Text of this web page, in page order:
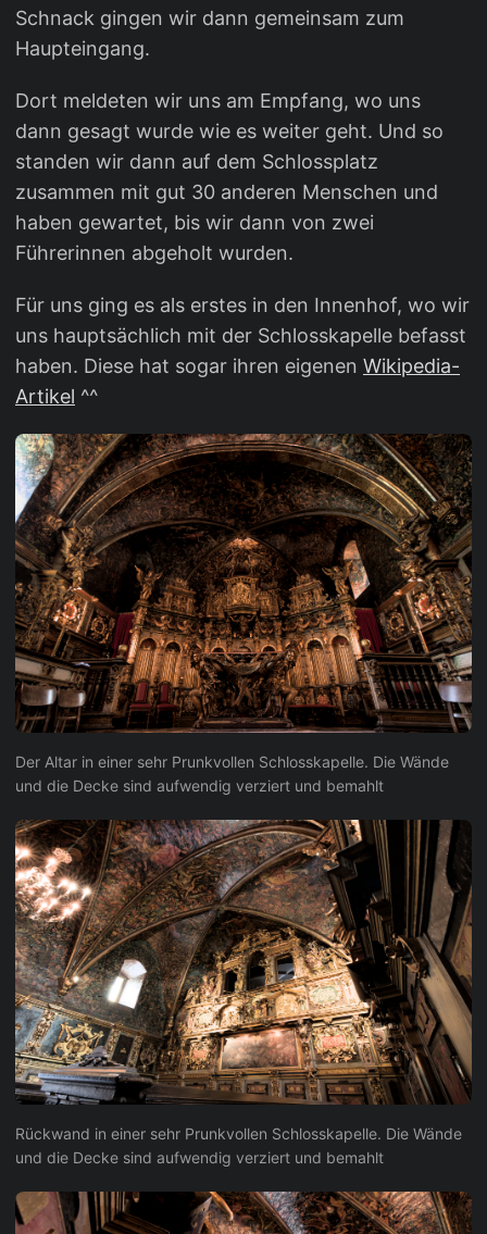
Schnack gingen wir dann gemeinsam zum
Haupteingang.
Dort meldeten wir uns am Empfang, wo uns
dann gesagt wurde wie es weiter geht. Und so
standen wir dann auf dem Schlossplatz
zusammen mit gut 30 anderen Menschen und
haben gewartet, bis wir dann von zwei
Führerinnen abgeholt wurden.
Für uns ging es als erstes in den Innenhof, wo wir
uns hauptsächlich mit der Schlosskapelle befasst
haben. Diese hat sogar ihren eigenen Wikipedia-
Artikel ^^
Der Altar in einer sehr Prunkvollen Schlosskapelle. Die Wände
und die Decke sind aufwendig verziert und bemahlt
Rückwand in einer sehr Prunkvollen Schlosskapelle. Die Wände
und die Decke sind aufwendig verziert und bemahlt